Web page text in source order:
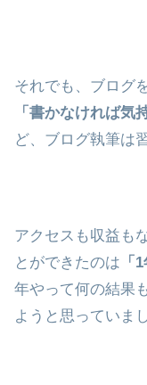
それでも、ブログ
「書かなければ気
ど、ブログ執筆は
アクセスも収益も
とができたのは 「
年やって何の結果
ようと思っていま